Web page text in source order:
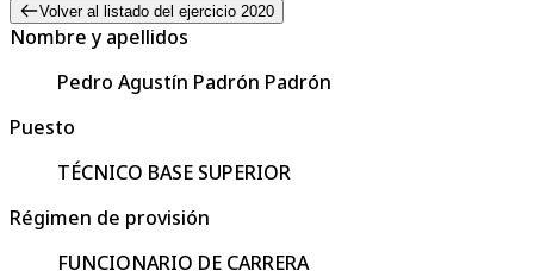
Volver al listado del ejercicio 2020
Nombre y apellidos
Pedro Agustín Padrón Padrón
Puesto
TÉCNICO BASE SUPERIOR
Régimen de provisión
FUNCIONARIO DE CARRERA